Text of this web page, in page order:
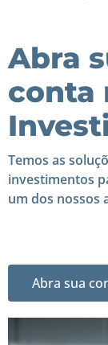
Abra
conta
Temos as
investimentos
um dos nossos
Abra sua